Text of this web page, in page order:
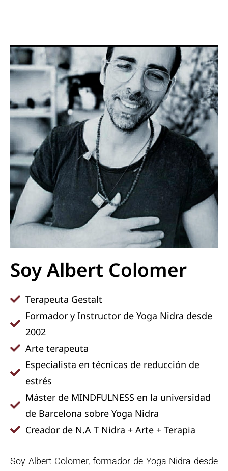
Soy Albert Colomer
Terapeuta Gestalt
Formador y Instructor de Yoga Nidra desde
2002
Arte terapeuta
Especialista en técnicas de reducción de
estrés
Máster de MINDFULNESS en la universidad
de Barcelona sobre Yoga Nidra
Creador de N.A T Nidra + Arte + Terapia
Soy Albert Colomer, formador de Yoga Nidra desde